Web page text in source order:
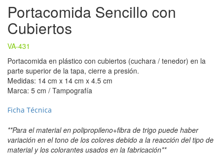
Portacomida Sencillo con
Cubiertos
VA-431
Portacomida en plástico con cubiertos (cuchara / tenedor) en la
parte superior de la tapa, cierre a presión.
Medidas: 14 cm x 14 cm x 4.5 cm
Marca: 5 cm / Tampografía
Ficha Técnica
**Para el material en polipropileno+fibra de trigo puede haber
variación en el tono de los colores debido a la reacción del tipo de
material y los colorantes usados en la fabricación**